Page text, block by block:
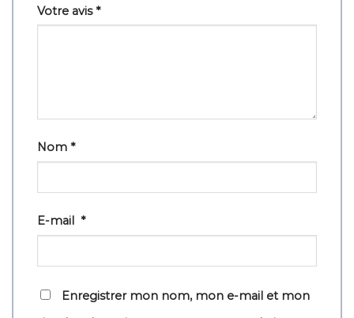
Votre avis*
Nom *
E-mail *
Enregistrer mon nom, mon e-mail et mon